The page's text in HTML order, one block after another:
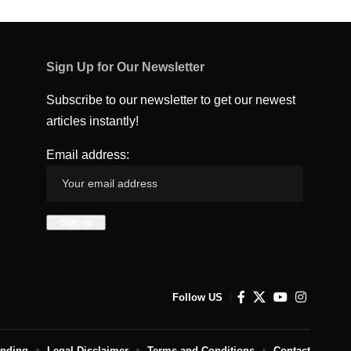
Sign Up for Our Newsletter
Subscribe to our newsletter to get our newest
articles instantly!
Email address:
Follow US